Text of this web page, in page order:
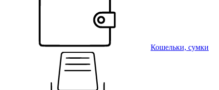
Кошельки, сумки